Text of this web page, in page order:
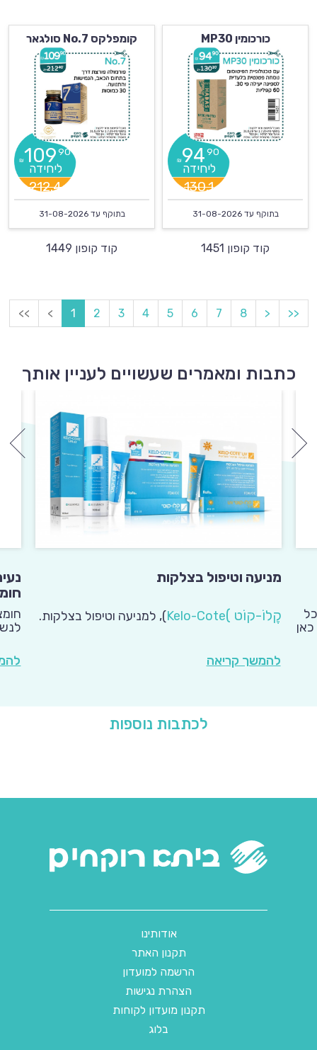
כורכומין MP30
₪9490
130.1
בתוקף עד31-08-2026
קוד קופון 1451
קומפלקס No.7 סולגאר
₪10990
212.4
בתוקף עד31-08-2026
קוד קופון 1449
<< < 1 2 3 4 5 6 7 8 > >>
כתבות ומאמרים שעשויים לעניין אותך
כל
מניעה וטיפול בצלקות
קֶלוֹ-קוֹט (
Kelo-Cote
), למניעה וטיפול בצלקות.
להמשך קריאה
לכתבות נוספות
אודותינו
תקנון האתר
הרשמה למועדון
הצהרת נגישות
תקנון מועדון לקוחות
בלוג